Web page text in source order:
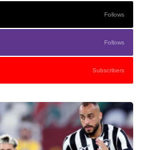
Follows
Follows
Subscribers